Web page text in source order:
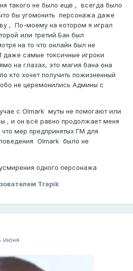
такого не было ещё , всегда было
бы угомонить персонажа даже
, По-моему на котором я играл
или третий Бан был
на то что онлайн был не
самые токсичные игроки
на глазах, это магия бана она
кто хочет получить пожизненный
не церемонились Админы с
с Olmark муты не помогают или
, и он всё равно продолжает меня
мер предпринятых ГМ для
Olmark было не
одного персонажа
Trapik
июня